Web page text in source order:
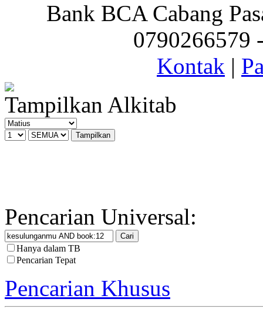
Bank BCA Cabang
0790266579
Kontak |
Tampilkan Alkitab
Pencarian Universal:
Hanya dalam TB
Pencarian Tepat
Pencarian Khusus